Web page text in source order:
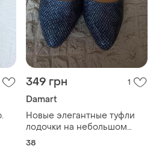
349 грн 1
Damart
Новые элегантные туфли
лодочки на небольшом
устойчивом каблуке
38